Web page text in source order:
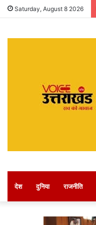
Saturday, August 8 2026
देश दुनिया राजनीति